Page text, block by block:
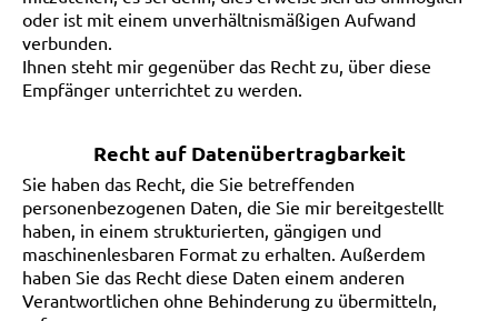
oder ist mit einem unverhältnismäßigen Aufwand
verbunden.
Ihnen steht mir gegenüber das Recht zu, über diese
Empfänger unterrichtet zu werden.
Recht auf Datenübertragbarkeit
Sie haben das Recht, die Sie betreffenden
personenbezogenen Daten, die Sie mir bereitgestellt
haben, in einem strukturierten, gängigen und
maschinenlesbaren Format zu erhalten. Außerdem
haben Sie das Recht diese Daten einem anderen
Verantwortlichen ohne Behinderung zu übermitteln,